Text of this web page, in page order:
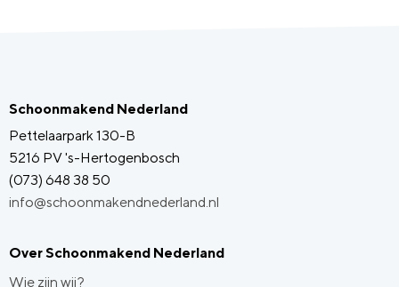
Schoonmakend Nederland
Pettelaarpark 130-B
5216 PV 's-Hertogenbosch
(073) 648 38 50
info@schoonmakendnederland.nl
Over Schoonmakend Nederland
Wie zijn wij?